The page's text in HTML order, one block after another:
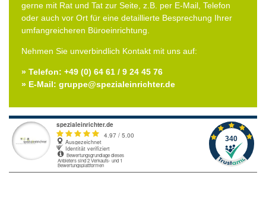
gerne mit Rat und Tat zur Seite, z.B. per E-Mail, Telefon
oder auch vor Ort für eine detaillierte Besprechung Ihrer
umfangreicheren Büroeinrichtung.
Nehmen Sie unverbindlich Kontakt mit uns auf:
» Telefon: +49 (0) 64 61 / 9 24 45 76
» E-Mail: gruppe@spezialeinrichter.de